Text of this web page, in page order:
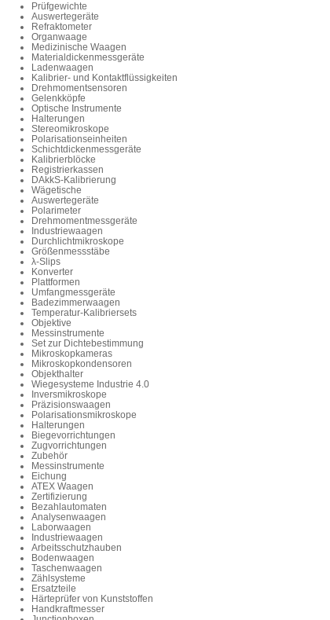
Prüfgewichte
Auswertegeräte
Refraktometer
Organwaage
Medizinische Waagen
Materialdickenmessgeräte
Ladenwaagen
Kalibrier- und Kontaktflüssigkeiten
Drehmomentsensoren
Gelenkköpfe
Optische Instrumente
Halterungen
Stereomikroskope
Polarisationseinheiten
Schichtdickenmessgeräte
Kalibrierblöcke
Registrierkassen
DAkkS-Kalibrierung
Wägetische
Auswertegeräte
Polarimeter
Drehmomentmessgeräte
Industriewaagen
Durchlichtmikroskope
Größenmessstäbe
λ-Slips
Konverter
Plattformen
Umfangmessgeräte
Badezimmerwaagen
Temperatur-Kalibriersets
Objektive
Messinstrumente
Set zur Dichtebestimmung
Mikroskopkameras
Mikroskopkondensoren
Objekthalter
Wiegesysteme Industrie 4.0
Inversmikroskope
Präzisionswaagen
Polarisationsmikroskope
Halterungen
Biegevorrichtungen
Zugvorrichtungen
Zubehör
Messinstrumente
Eichung
ATEX Waagen
Zertifizierung
Bezahlautomaten
Analysenwaagen
Laborwaagen
Industriewaagen
Arbeitsschutzhauben
Bodenwaagen
Taschenwaagen
Zählsysteme
Ersatzteile
Härteprüfer von Kunststoffen
Handkraftmesser